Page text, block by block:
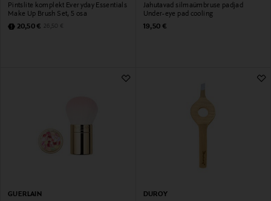
Pintslite komplekt Everyday Essentials
Make Up Brush Set, 5 osa
Discounted Price
20,50 € Original Price
26,50 €
Jahutavad silmaümbruse padjad
Under-eye pad cooling
Original Price
19,50 €
GUERLAIN
DUROY